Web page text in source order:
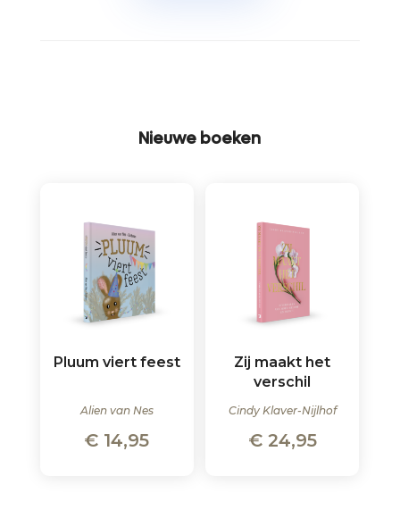
Nieuwe boeken
Pluum viert feest
Alien van Nes
€ 14,95
Zij maakt het
verschil
Cindy Klaver-Nijlhof
€24,95